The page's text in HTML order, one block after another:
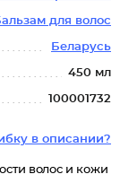
для волос
Беларусь
450 мл
100001732
в описании?
волос и кожи